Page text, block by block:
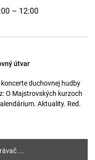
– 12:00
útvar
koncerte duchovnej hudby
O Majstrovských kurzoch
Aktuality. Red.